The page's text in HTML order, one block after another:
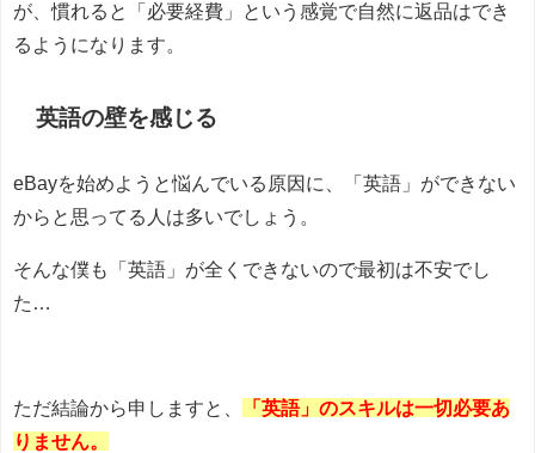
が、慣れると「必要経費」という感覚で自然に返品はでき
るようになります。
英語の壁を感じる
eBayを始めようと悩んでいる原因に、「英語」ができない
からと思ってる人は多いでしょう。
そんな僕も「英語」が全くできないので最初は不安でし
た…
ただ結論から申しますと、
「英語」のスキルは一切必要あ
りません。